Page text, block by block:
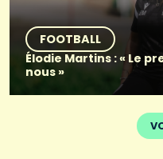
FOOTBALL
Élodie Martins : « Le
nous »